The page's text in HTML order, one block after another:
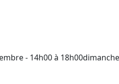
- 14h00 à